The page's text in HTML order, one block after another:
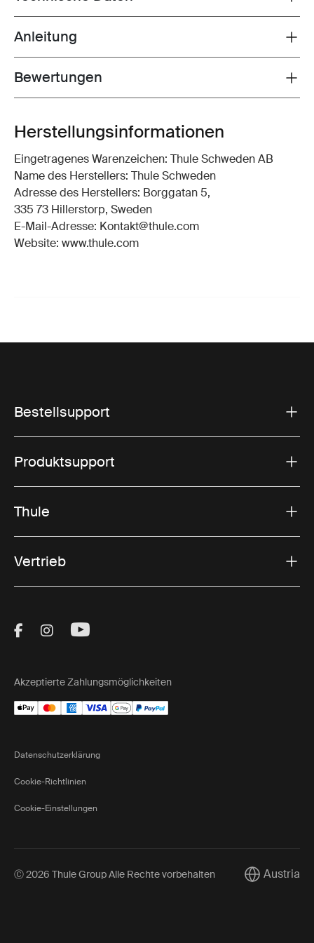
Toggle guides and instructions
Anleitung
Toggle overview
Bewertungen
Herstellungsinformationen
Eingetragenes Warenzeichen: Thule Schweden AB
Name des Herstellers: Thule Schweden
Adresse des Herstellers: Borggatan 5,
335 73 Hillerstorp, Sweden
E-Mail-Adresse: Kontakt@thule.com
Website: www.thule.com
Bestellsupport
Produktsupport
Thule
Vertrieb
Visit Thule on Facebook (external link)
Visit Thule on Instagram (external link)
Visit Thule on Youtube (external
Akzeptierte Zahlungsmöglichkeiten
Datenschutzerklärung
Cookie-Richtlinien
Cookie-Einstellungen
Ⓒ 2026 Thule Group Alle Rechte vorbehalten Current
Austria